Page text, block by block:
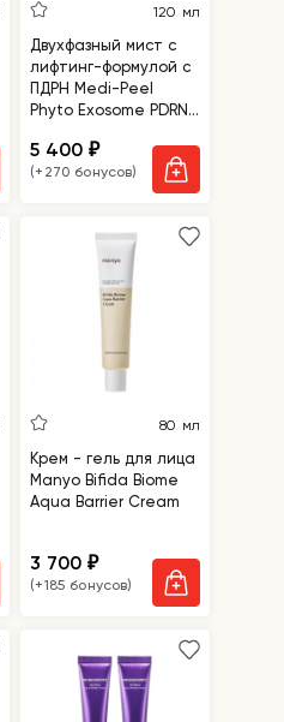
120 мл
Двухфазный мист с
лифтинг-формулой с
ПДРН Medi-Peel
Phyto Exosome PDRN
5 400₽
(+270 бонусов)
80 мл
Крем - гель для лица
Manyo Bifida Biome
Aqua Barrier Cream
3 700₽
(+185 бонусов)